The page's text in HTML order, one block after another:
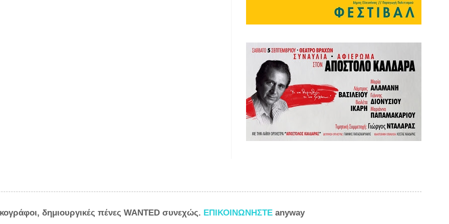
δημιουργικές πένες WANTED συνεχώς. ΕΠΙΚΟΙΝΩΝΗΣΤΕ anyway